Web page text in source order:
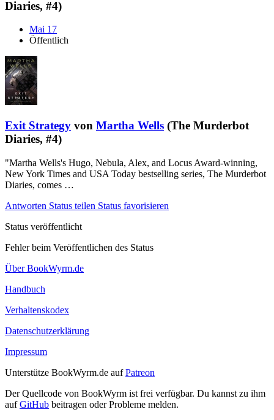
Diaries, #4)
Mai 17
Öffentlich
Exit Strategy von Martha Wells (The Murderbot
Diaries, #4)
"Martha Wells's Hugo, Nebula, Alex, and Locus Award-winning,
New York Times and USA Today bestselling series, The Murderbot
Diaries, comes …
Antworten Status teilen Status favorisieren
Status veröffentlicht
Fehler beim Veröffentlichen des Status
Über BookWyrm.de
Handbuch
Verhaltenskodex
Datenschutzerklärung
Impressum
Unterstütze BookWyrm.de aufPatreon
Der Quellcode von BookWyrm ist frei verfügbar. Du kannst zu ihm
aufGitHub beitragen oder Probleme melden.